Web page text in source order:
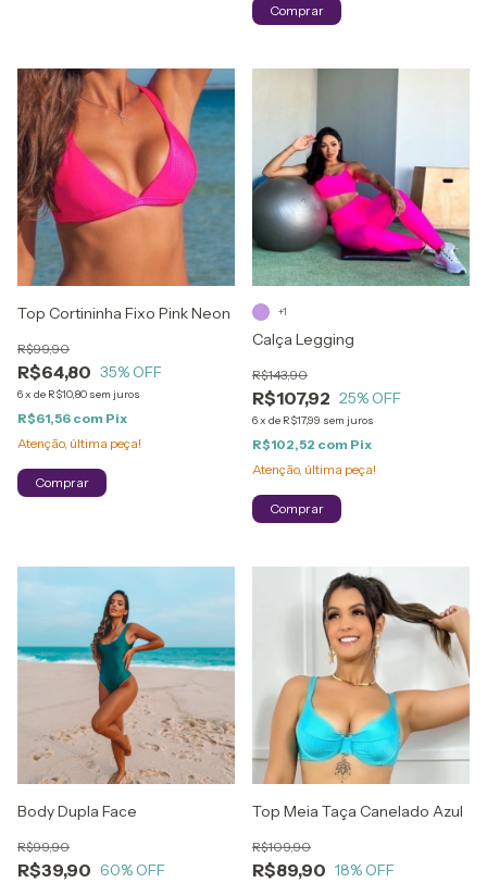
Comprar
Top Cortininha Fixo Pink Neon
R$64,80
R$99,90
35% OFF
6x de R$10,80 sem juros
R$61,56 com Pix
Atenção, última peça!
Comprar
Calça Legging
R$107,92
R$143,90
25% OFF
6x de R$17,99 sem juros
R$102,52 com Pix
Atenção, última peça!
+1
Comprar
Body Dupla Face
R$39,90
R$99,90
60% OFF
Top Meia Taça Canelado Azul
R$89,90
R$109,90
18% OFF